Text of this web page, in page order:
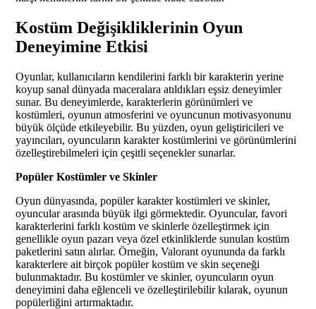
Kostüm Değişikliklerinin Oyun
Deneyimine Etkisi
Oyunlar, kullanıcıların kendilerini farklı bir karakterin yerine
koyup sanal dünyada maceralara atıldıkları eşsiz deneyimler
sunar. Bu deneyimlerde, karakterlerin görünümleri ve
kostümleri, oyunun atmosferini ve oyuncunun motivasyonunu
büyük ölçüde etkileyebilir. Bu yüzden, oyun geliştiricileri ve
yayıncıları, oyuncuların karakter kostümlerini ve görünümlerini
özelleştirebilmeleri için çeşitli seçenekler sunarlar.
Popüler Kostümler ve Skinler
Oyun dünyasında, popüler karakter kostümleri ve skinler,
oyuncular arasında büyük ilgi görmektedir. Oyuncular, favori
karakterlerini farklı kostüm ve skinlerle özelleştirmek için
genellikle oyun pazarı veya özel etkinliklerde sunulan kostüm
paketlerini satın alırlar. Örneğin, Valorant oyununda da farklı
karakterlere ait birçok popüler kostüm ve skin seçeneği
bulunmaktadır. Bu kostümler ve skinler, oyuncuların oyun
deneyimini daha eğlenceli ve özelleştirilebilir kılarak, oyunun
popülerliğini artırmaktadır.